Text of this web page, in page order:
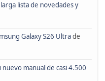
lista de novedades y
Galaxy S26 Ultrade
manual de casi 4.500